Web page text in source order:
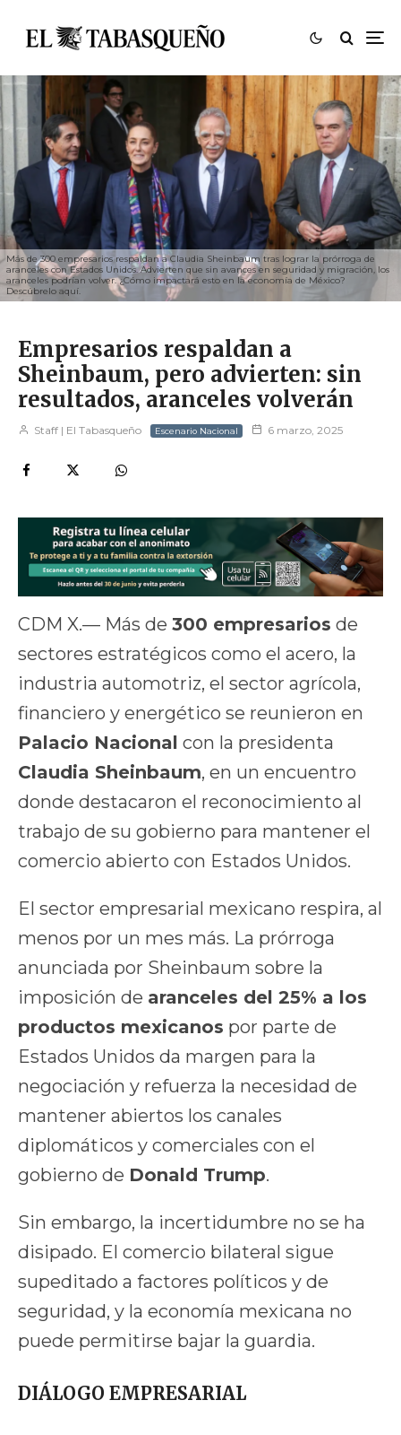
Más de 300 empresarios respaldan a Claudia Sheinbaum tras lograr la prórroga de
aranceles con Estados Unidos. Advierten que sin avances en seguridad y migración, los
aranceles podrían volver. ¿Cómo impactará esto en la economía de México?
Descúbrelo aquí.
Empresarios respaldan a
Sheinbaum, pero advierten: sin
resultados, aranceles volverán
Staff | El Tabasqueño Escenario Nacional 6 marzo, 2025
CDM X.— Más de 300 empresarios de
sectores estratégicos como el acero, la
industria automotriz, el sector agrícola,
financiero y energético se reunieron en
Palacio Nacional con la presidenta
Claudia Sheinbaum, en un encuentro
donde destacaron el reconocimiento al
trabajo de su gobierno para mantener el
comercio abierto con Estados Unidos.
El sector empresarial mexicano respira, al
menos por un mes más. La prórroga
anunciada por Sheinbaum sobre la
imposición de aranceles del 25% a los
productos mexicanos por parte de
Estados Unidos da margen para la
negociación y refuerza la necesidad de
mantener abiertos los canales
diplomáticos y comerciales con el
gobierno de Donald Trump.
Sin embargo, la incertidumbre no se ha
disipado. El comercio bilateral sigue
supeditado a factores políticos y de
seguridad, y la economía mexicana no
puede permitirse bajar la guardia.
DIÁLOGO EMPRESARIAL